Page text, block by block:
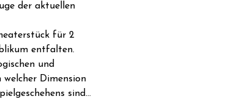
der aktuellen
für 2
entfalten.
und
welcher Dimension
sind…